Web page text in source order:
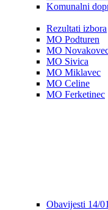
Komunalni
Rezultati izbora
MO Podturen
MO
MO Sivica
MO Miklavec
MO Celine
MO Ferketinec
Obavijesti 14/